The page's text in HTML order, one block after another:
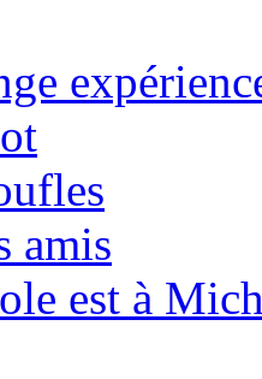
amis
est à